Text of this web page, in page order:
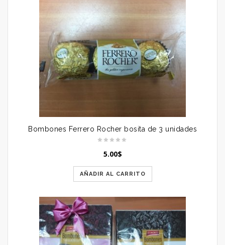
Bombones Ferrero Rocher bosita de 3 unidades
5.00$
AÑADIR AL CARRITO